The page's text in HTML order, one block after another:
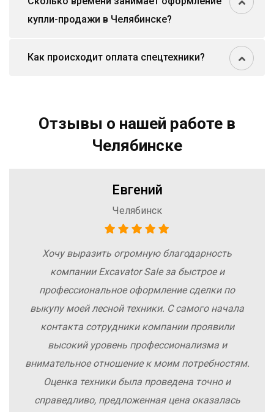
купли-продажи в Челябинске?
Как происходит оплата спецтехники?
Отзывы о нашей работе в
Челябинске
Евгений
Челябинск
Хочу выразить огромную благодарность
компании Excavator Sale за быстрое и
профессиональное оформление сделки по
выкупу моей лесной техники. С самого начала
контакта сотрудники компании проявили
высокий уровень профессионализма и
внимательное отношение к моим потребностям.
Оценка техники была проведена точно и
справедливо, предложенная цена оказалась